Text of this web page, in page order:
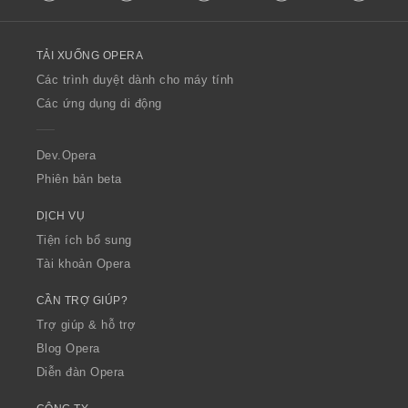
w
O
p
a
TẢI XUỐNG OPERA
Các trình duyệt dành cho máy tính
Các ứng dụng di động
Dev.Opera
Phiên bản beta
DỊCH VỤ
Tiện ích bổ sung
Tài khoản Opera
CẦN TRỢ GIÚP?
Trợ giúp & hỗ trợ
Blog Opera
Diễn đàn Opera